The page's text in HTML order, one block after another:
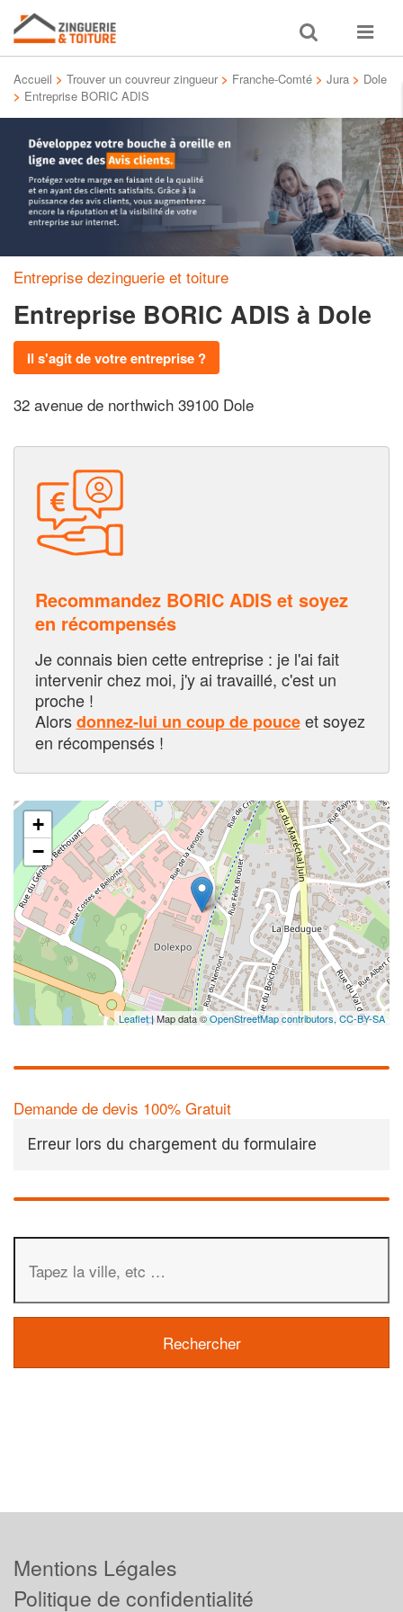
Toggle
search
Toggle
Accueil > Trouver un couvreur zingueur > Franche-Comté > Jura > Dole
> Entreprise BORIC ADIS
Entreprise dezinguerie et toiture
Entreprise BORIC ADIS à Dole
Il s'agit de votre entreprise ?
32 avenue de northwich 39100 Dole
Recommandez BORIC ADIS et soyez
en récompensés
Je connais bien cette entreprise : je l'ai fait
intervenir chez moi, j'y ai travaillé, c'est un
proche !
Alorsdonnez-lui un coup de pouceet soyez
en récompensés !
+
−
Leaflet| Map data ©OpenStreetMap contributors, CC-BY-SA
Demande de devis 100% Gratuit
Erreur lors du chargement du formulaire
Mentions Légales
Politique de confidentialité